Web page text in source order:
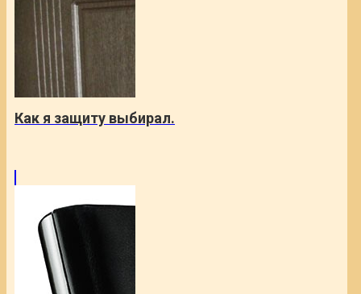
Как я защиту выбирал.